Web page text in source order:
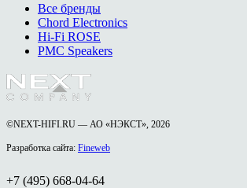
Все бренды
Chord Electronics
Hi-Fi ROSE
PMC Speakers
©NEXT-HIFI.RU — АО «НЭКСТ», 2026
Разработка сайта: Fineweb
+7 (495) 668-04-64